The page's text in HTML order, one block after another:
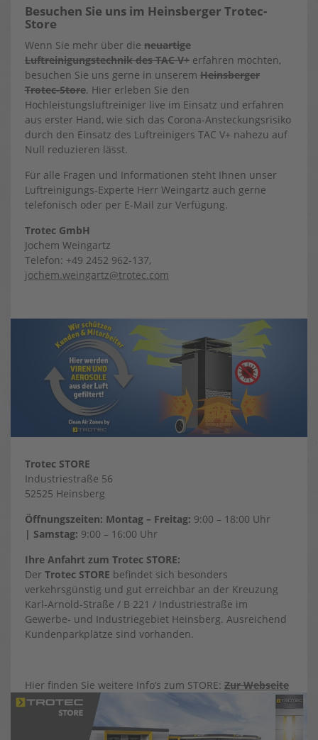
Besuchen Sie uns im Heinsberger Trotec-
Store
Wenn Sie mehr über die neuartige
Luftreinigungstechnik des TAC V+ erfahren möchten,
besuchen Sie uns gerne in unserem Heinsberger
Trotec-Store. Hier erleben Sie den
Hochleistungsluftreiniger live im Einsatz und erfahren
aus erster Hand, wie sich das Corona-Ansteckungsrisiko
durch den Einsatz des Luftreinigers TAC V+ nahezu auf
Null reduzieren lässt.
Für alle Fragen und Informationen steht Ihnen unser
Luftreinigungs-Experte Herr Weingartz auch gerne
telefonisch oder per E-Mail zur Verfügung.
Trotec GmbH
Jochem Weingartz
Telefon: +49 2452 962-137,
jochem.weingartz@trotec.com
Trotec STORE
Industriestraße 56
52525 Heinsberg
Öffnungszeiten: Montag – Freitag: 9:00 – 18:00 Uhr
| Samstag: 9:00 – 16:00 Uhr
Ihre Anfahrt zum Trotec STORE:
Der Trotec STORE befindet sich besonders
verkehrsgünstig und gut erreichbar an der Kreuzung
Karl-Arnold-Straße / B 221 / Industriestraße im
Gewerbe- und Industriegebiet Heinsberg. Ausreichend
Kundenparkplätze sind vorhanden.
Hier finden Sie weitere Info’s zum STORE: Zur Webseite